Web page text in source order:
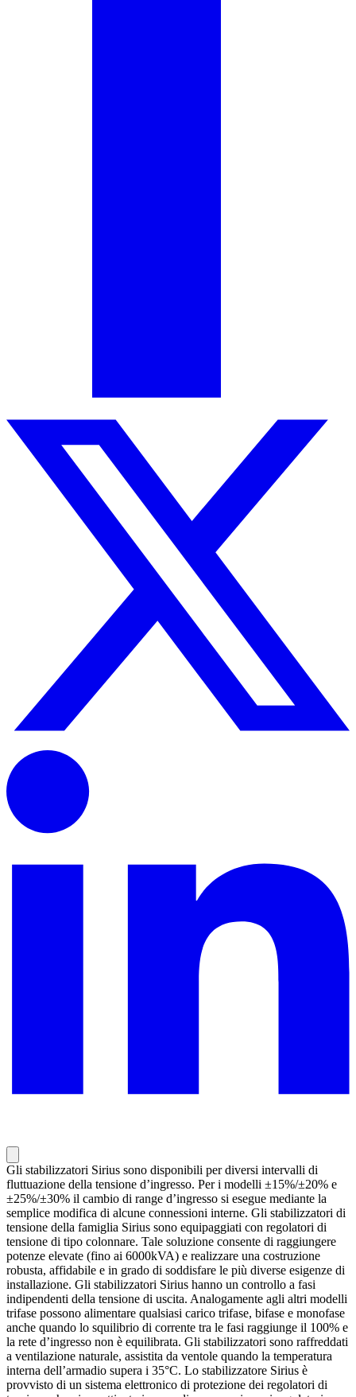
Gli stabilizzatori Sirius sono disponibili per diversi intervalli di
fluttuazione della tensione d’ingresso. Per i modelli ±15%/±20% e
±25%/±30% il cambio di range d’ingresso si esegue mediante la
semplice modifica di alcune connessioni interne. Gli stabilizzatori di
tensione della famiglia Sirius sono equipaggiati con regolatori di
tensione di tipo colonnare. Tale soluzione consente di raggiungere
potenze elevate (fino ai 6000kVA) e realizzare una costruzione
robusta, affidabile e in grado di soddisfare le più diverse esigenze di
installazione. Gli stabilizzatori Sirius hanno un controllo a fasi
indipendenti della tensione di uscita. Analogamente agli altri modelli
trifase possono alimentare qualsiasi carico trifase, bifase e monofase
anche quando lo squilibrio di corrente tra le fasi raggiunge il 100% e
la rete d’ingresso non è equilibrata. Gli stabilizzatori sono raffreddati
a ventilazione naturale, assistita da ventole quando la temperatura
interna dell’armadio supera i 35°C. Lo stabilizzatore Sirius è
provvisto di un sistema elettronico di protezione dei regolatori di